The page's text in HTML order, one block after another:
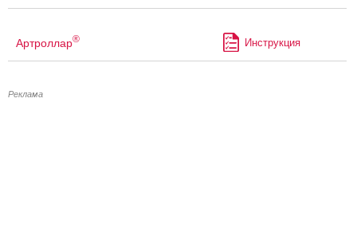
Артроллар® Инструкция
Реклама